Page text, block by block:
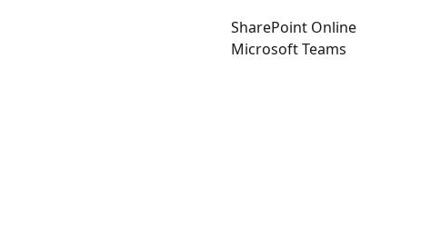
SharePoint Online
Microsoft Teams